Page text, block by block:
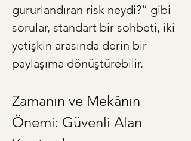
gururlandıran risk neydi?” gibi
sorular, standart bir sohbeti, iki
yetişkin arasında derin bir
paylaşıma dönüştürebilir.
Zamanın ve Mekânın
Önemi: Güvenli Alan